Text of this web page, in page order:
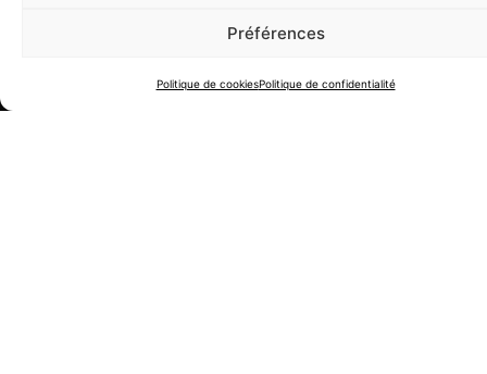
Préférences
Politique de cookiesPolitique de confidentialité
Services Appeler